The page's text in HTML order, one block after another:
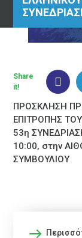
ΠΡΟΣΚΛΗΣΗ
ΕΠΙΤΡΟΠΗΣ
53η
10:00, στην
ΣΥΜΒΟΥΛΙΟΥ
Share
it!